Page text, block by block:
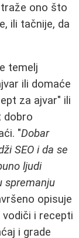
ono što
ili tačnije, da
temelj
ili domaće
za ajvar" ili
dobro
"Dobar
SEO i da se
ljudi
spremanju
opisuje
i recepti
i grade